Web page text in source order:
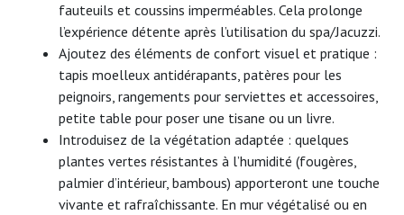
fauteuils et coussins imperméables. Cela prolonge
l’expérience détente après l’utilisation du spa/Jacuzzi.
Ajoutez des éléments de confort visuel et pratique :
tapis moelleux antidérapants, patères pour les
peignoirs, rangements pour serviettes et accessoires,
petite table pour poser une tisane ou un livre.
Introduisez de la végétation adaptée : quelques
plantes vertes résistantes à l’humidité (fougères,
palmier d’intérieur, bambous) apporteront une touche
vivante et rafraîchissante. En mur végétalisé ou en